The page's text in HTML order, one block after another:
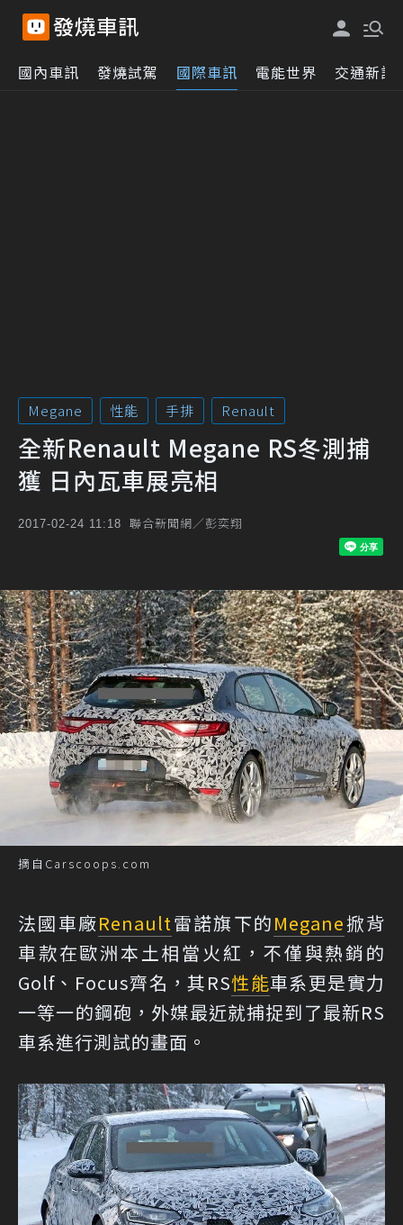
國內車訊 發燒試駕 國際車訊 電能世界 交通新訊
Megane 性能 手排 Renault
全新Renault Megane RS冬測捕
獲 日內瓦車展亮相
2017-02-24 11:18 聯合新聞網／彭奕翔
摘自Carscoops.com
法國車廠Renault雷諾旗下的Megane掀背
車款在歐洲本土相當火紅，不僅與熱銷的
Golf、Focus齊名，其RS性能車系更是實力
一等一的鋼砲，外媒最近就捕捉到了最新RS
車系進行測試的畫面。